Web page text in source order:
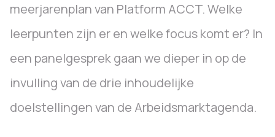
meerjarenplan van Platform ACCT. Welke
leerpunten zijn er en welke focus komt er? In
een panelgesprek gaan we dieper in op de
invulling van de drie inhoudelijke
doelstellingen van de Arbeidsmarktagenda.